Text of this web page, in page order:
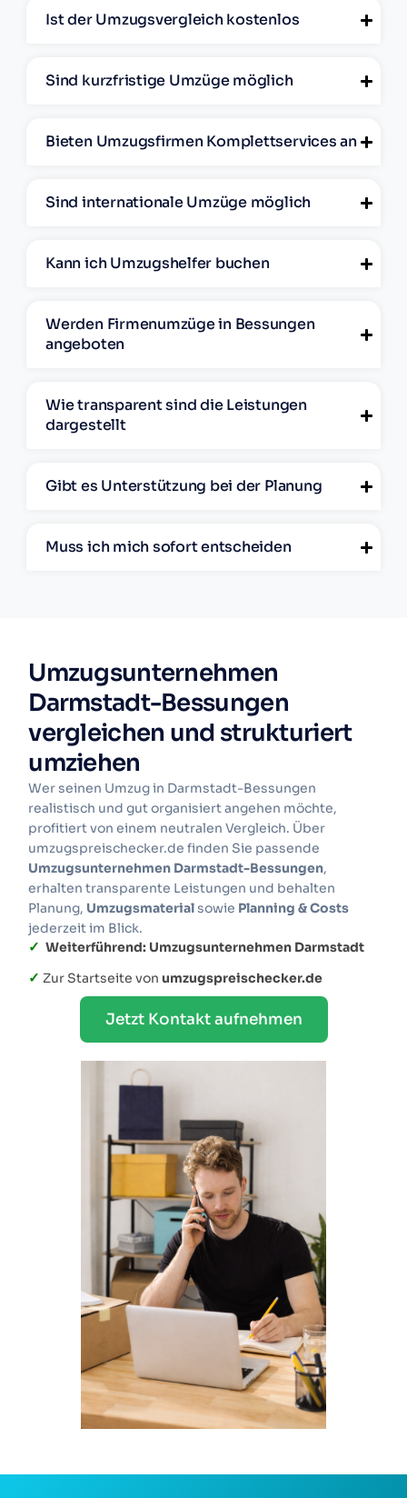
Ist der Umzugsvergleich kostenlos
Sind kurzfristige Umzüge möglich
Bieten Umzugsfirmen Komplettservices an
Sind internationale Umzüge möglich
Kann ich Umzugshelfer buchen
Werden Firmenumzüge in Bessungen
angeboten
Wie transparent sind die Leistungen
dargestellt
Gibt es Unterstützung bei der Planung
Muss ich mich sofort entscheiden
Umzugsunternehmen
Darmstadt-Bessungen
vergleichen und strukturiert
umziehen
Wer seinen Umzug in Darmstadt-Bessungen
realistisch und gut organisiert angehen möchte,
profitiert von einem neutralen Vergleich. Über
umzugspreischecker.de finden Sie passende
Umzugsunternehmen Darmstadt-Bessungen,
erhalten transparente Leistungen und behalten
Planung, Umzugsmaterialsowie Planning & Costs
jederzeit im Blick.
✓ Weiterführend: Umzugsunternehmen Darmstadt
✓ Zur Startseite vonumzugspreischecker.de
Jetzt Kontakt aufnehmen